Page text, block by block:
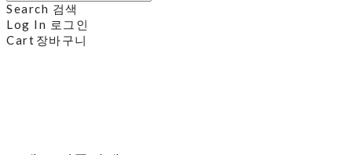
Search 검색
Log In 로그인
Cart 장바구니